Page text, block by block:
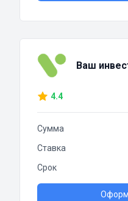
Ваш
4.4
Сумма
Ставка
Срок